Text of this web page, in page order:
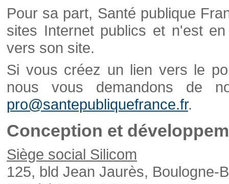
Pour sa part, Santé publique
sites Internet publics et n'est
vers son site.
Si vous créez un lien vers le
nous vous demandons de
pro@santepubliquefrance.fr.
Conception et
Siège social Silicom
125, bld Jean Jaurès, Boulogne-